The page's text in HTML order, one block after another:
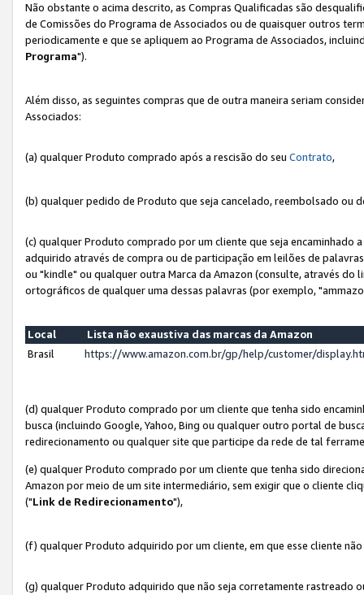
Não obstante o acima descrito, as Compras Qualificadas são
de Comissões do Programa de Associados ou de quaisquer outros
periodicamente e que se apliquem ao Programa de Associados,
Programa").
Além disso, as seguintes compras que de outra maneira seriam
Associados:
(a) qualquer Produto comprado após a rescisão do seu Contrato,
(b) qualquer pedido de Produto que seja cancelado, reembolsado ou
(c) qualquer Produto comprado por um cliente que seja encaminhado
adquirido através de compra ou de participação em leilões de
ou "kindle" ou qualquer outra Marca da Amazon (consulte, através do
ortográficos de qualquer uma dessas palavras (por exemplo,
Local
Lista não exaustiva das marcas da Amazon
Brasil
https://www.amazon.com.br/gp/help/customer/
(d) qualquer Produto comprado por um cliente que tenha sido
busca (incluindo Google, Yahoo, Bing ou qualquer outro portal de
redirecionamento ou qualquer site que participe da rede de tal
(e) qualquer Produto comprado por um cliente que tenha sido
Amazon por meio de um site intermediário, sem exigir que o cliente
("Link de Redirecionamento"),
(f) qualquer Produto adquirido por um cliente, em que esse cliente
(g) qualquer Produto adquirido que não seja corretamente rastreado